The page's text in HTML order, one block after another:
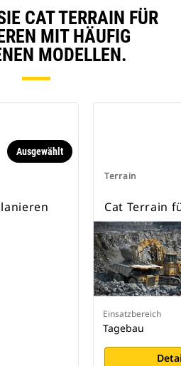
CAT TERRAIN FÜR
MIT HÄUFIG
MODELLEN.
Ausgewählt
Terrain
Cat Terrain
Einsatzbereich
Tagebau